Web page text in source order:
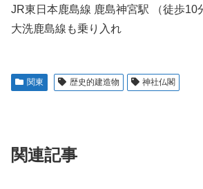
JR東日本鹿島線 鹿島神宮駅 （徒歩10
大洗鹿島線も乗り入れ
関東 歴史的建造物 神社仏閣
関連記事